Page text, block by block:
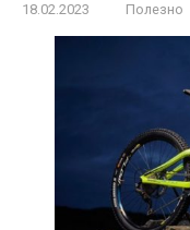
18.02.2023 Полезно